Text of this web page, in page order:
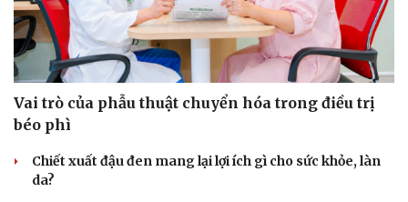
Vai trò của phẫu thuật chuyển hóa trong điều trị
béo phì
Chiết xuất đậu đen mang lại lợi ích gì cho sức khỏe, làn
da?